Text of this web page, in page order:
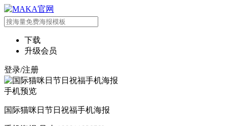
下载
升级会员
登录/注册
手机预览
国际猫咪日节日祝福手机海报